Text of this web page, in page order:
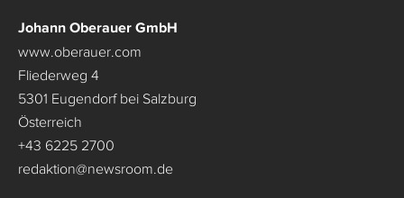
Johann Oberauer GmbH
www.oberauer.com
Fliederweg 4
5301 Eugendorf bei Salzburg
Österreich
+43 6225 2700
redaktion@newsroom.de